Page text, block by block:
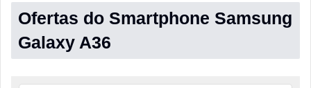
Ofertas do Smartphone Samsung
Galaxy A36